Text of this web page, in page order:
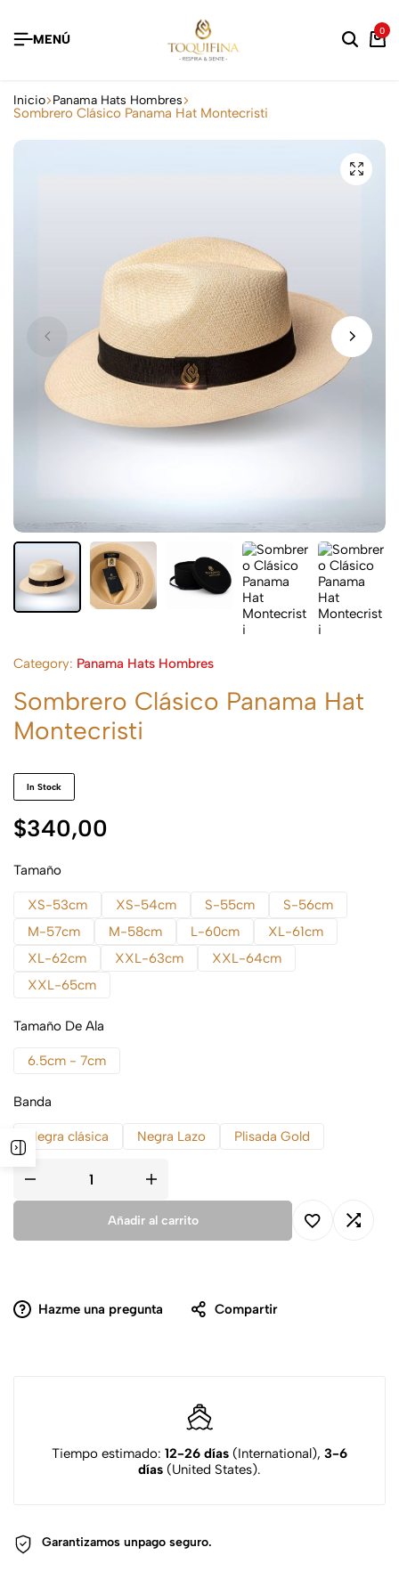
MENÚ
0
Inicio Panama Hats Hombres
Sombrero Clásico Panama Hat Montecristi
Category: Panama Hats Hombres
Sombrero Clásico Panama Hat
Montecristi
In Stock
$340,00
Tamaño
XS-53cm XS-54cm S-55cm
S-56cm
M-57cm
M-58cm L-60cm
XL-61cm
XL-62cm
XXL-63cm
XXL-64cm
XXL-65cm
Tamaño De Ala
6.5cm - 7cm
Banda
Negra clásica Negra Lazo Plisada Gold
Añadir al carrito
Hazme una pregunta Compartir
Tiempo estimado: 12-26 días (International), 3-6
días (United States).
Garantizamos unpago seguro.